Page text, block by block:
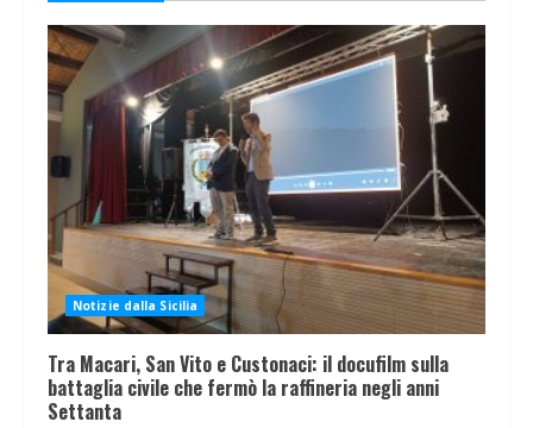
Notizie dalla Sicilia
Tra Macari, San Vito e Custonaci: il docufilm sulla
battaglia civile che fermò la raffineria negli anni
Settanta